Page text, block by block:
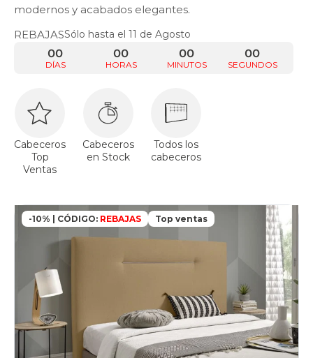
modernos y acabados elegantes.
REBAJASSólo hasta el 11 de Agosto
DÍAS
00
HORAS
00
MINUTOS
00
SEGUNDOS
00
Cabeceros
Top
Ventas
Cabeceros
en Stock
Todos los
cabeceros
-10% | CÓDIGO: REBAJAS Top ventas